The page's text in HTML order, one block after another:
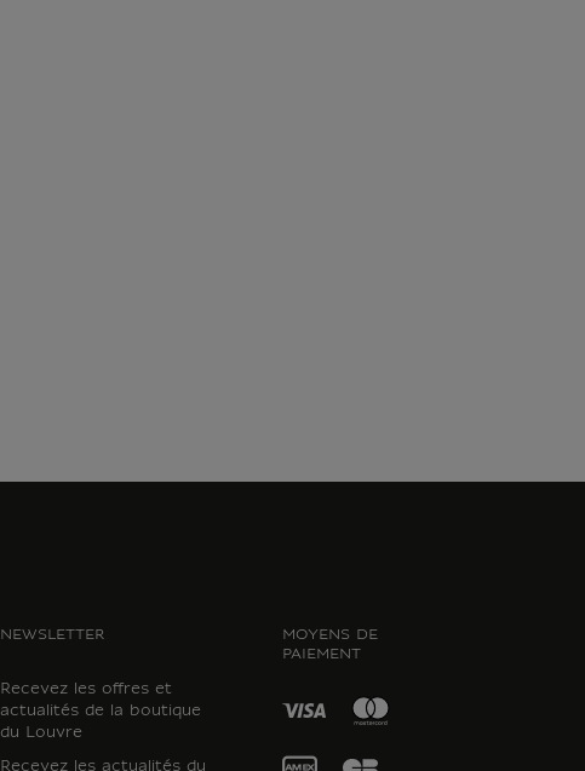
NEWSLETTER
Recevez les offres et
actualités de la boutique
du Louvre
Recevez les actualités du
MOYENS DE
PAIEMENT